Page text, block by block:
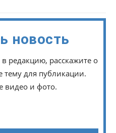
новость
редакцию, расскажите о
тему для публикации.
видео и фото.